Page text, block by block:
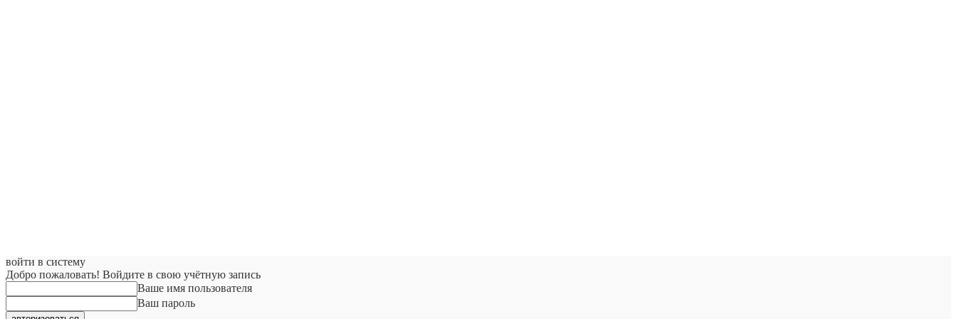
войти в систему
Добро пожаловать! Войдите в свою учётную запись
Ваше имя пользователя
Ваш пароль